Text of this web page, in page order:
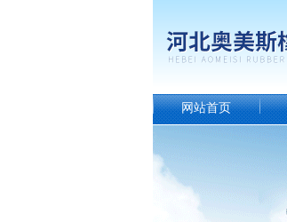
网站首页